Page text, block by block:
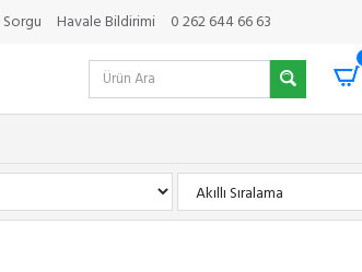
Havale Bildirimi 0 262 644 66 63